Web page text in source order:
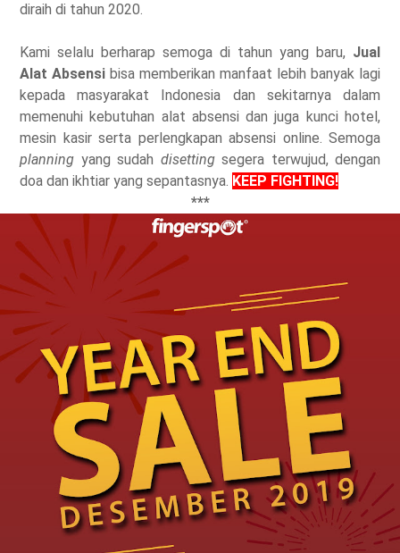
diraih di tahun 2020.
Kami selalu berharap semoga di tahun yang baru, Jual
Alat Absensi bisa memberikan manfaat lebih banyak lagi
kepada masyarakat Indonesia dan sekitarnya dalam
memenuhi kebutuhan alat absensi dan juga kunci hotel,
mesin kasir serta perlengkapan absensi online. Semoga
planning yang sudah disetting segera terwujud, dengan
doa dan ikhtiar yang sepantasnya. KEEP FIGHTING!
***